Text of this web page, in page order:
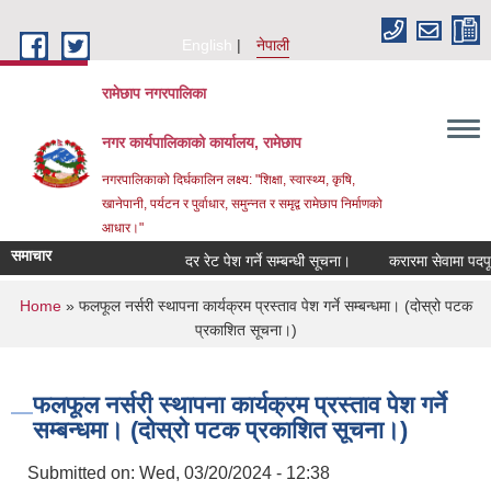
English
नेपाली
रामेछाप नगरपालिका
नगर कार्यपालिकाको कार्यालय, रामेछाप
नगरपालिकाको दिर्घकालिन लक्ष्य: "शिक्षा, स्वास्थ्य, कृषि,
खानेपानी, पर्यटन र पुर्वाधार, समुन्नत र समृद्व रामेछाप निर्माणको
आधार।"
समाचार दर रेट पेश गर्ने सम्बन्धी सूचना। करारमा सेवामा पदपूर्ति
You are here
Home» फलफूल नर्सरी स्थापना कार्यक्रम प्रस्ताव पेश गर्ने सम्बन्धमा। (दोस्रो पटक
प्रकाशित सूचना।)
फलफूल नर्सरी स्थापना कार्यक्रम प्रस्ताव पेश गर्ने
सम्बन्धमा। (दोस्रो पटक प्रकाशित सूचना।)
Submitted on: Wed, 03/20/2024 - 12:38